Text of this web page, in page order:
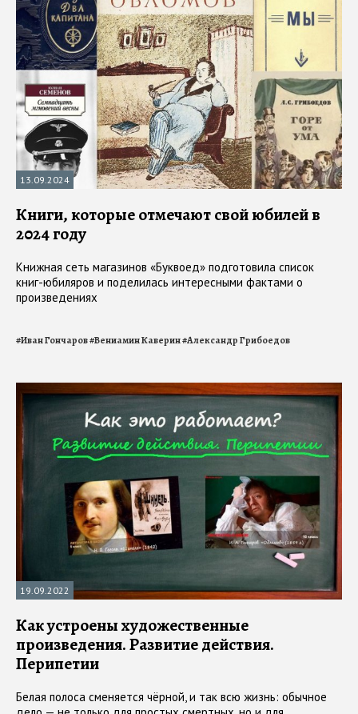
13.09.2024
Книги, которые отмечают свой юбилей в
2024 году
Книжная сеть магазинов «Буквоед» подготовила список
книг-юбиляров и поделилась интересными фактами о
произведениях
#Иван Гончаров#Вениамин Каверин#Александр Грибоедов
19.09.2022
Как устроены художественные
произведения. Развитие действия.
Перипетии
Белая полоса сменяется чёрной, и так всю жизнь: обычное